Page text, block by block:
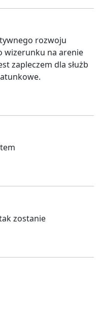
rozwoju
wizerunku na arenie
zapleczem dla służb
zostanie